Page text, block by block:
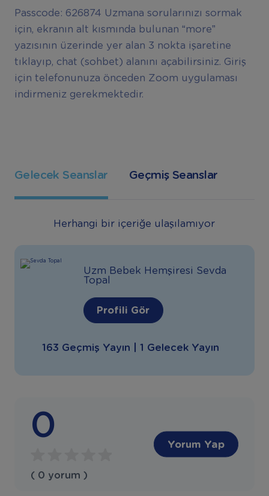
Passcode: 626874 Uzmana sorularınızı sormak
için, ekranın alt kısmında bulunan “more”
yazısının üzerinde yer alan 3 nokta işaretine
tıklayıp, chat (sohbet) alanını açabilirsiniz. Giriş
için telefonunuza önceden Zoom uygulaması
indirmeniz gerekmektedir.
Gelecek Seanslar Geçmiş Seanslar
Herhangi bir içeriğe ulaşılamıyor
Uzm Bebek Hemşiresi Sevda
Topal
Profili Gör
163 Geçmiş Yayın | 1 Gelecek Yayın
0
( 0 yorum )
Yorum Yap